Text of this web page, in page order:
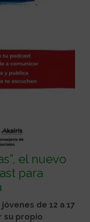
el nuevo
para
de 12 a 17
su propio